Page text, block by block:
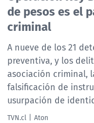
CASTING TVN
TVN VERTICAL
TVN PLAY
PROGRAMAS
TELESERIES
de pesos es el
criminal
A nueve de los 21
preventiva, y los
asociación criminal,
falsificación de
usurpación de
TVN.cl Aton